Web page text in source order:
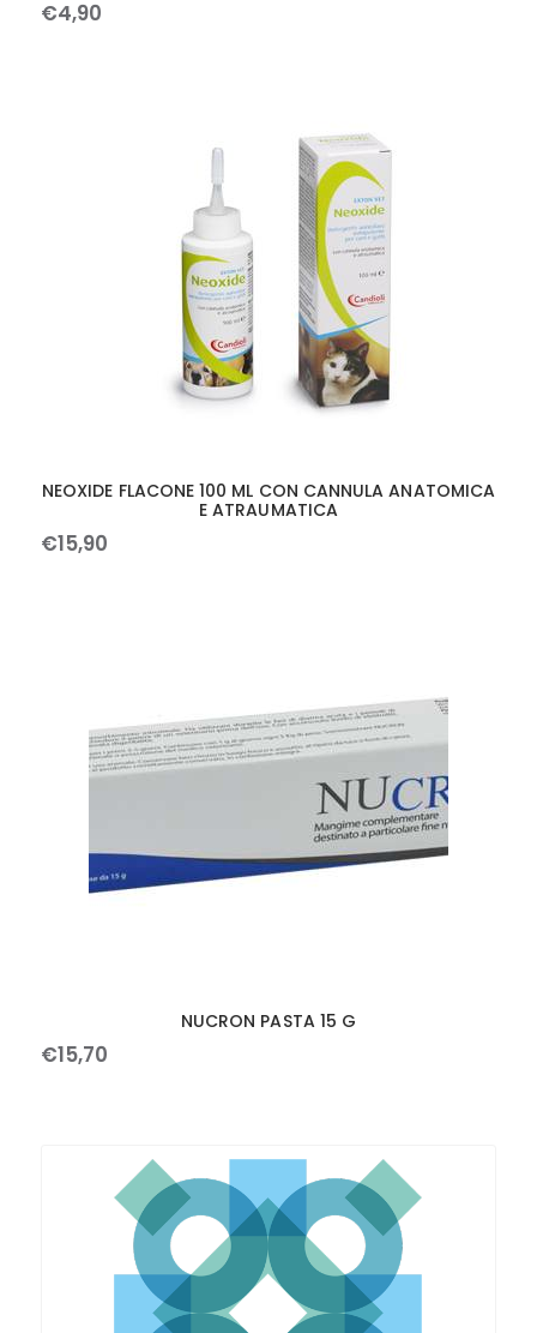
€4,90
NEOXIDE FLACONE 100 ML CON CANNULA ANATOMICA
E ATRAUMATICA
€15,90
NUCRON PASTA 15 G
€15,70